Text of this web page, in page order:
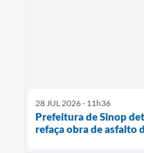
28 JUL 2026 - 11h36
Prefeitura de Sinop
refaça obra de asfalto